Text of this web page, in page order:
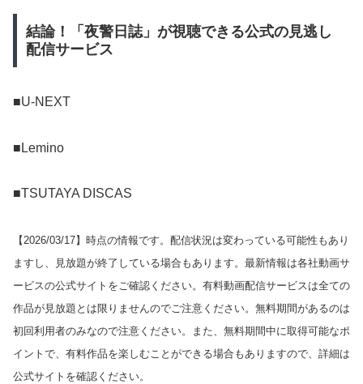
結論！「夜警日誌」が視聴できる公式の見逃し
配信サービス
■U-NEXT
■Lemino
■TSUTAYA DISCAS
【2026/03/17】時点の情報です。配信状況は変わっている可能性もあり
ますし、見放題が終了している場合もあります。最新情報は各社動画サ
ービスの公式サイトをご確認ください。有料動画配信サービスは全ての
作品が見放題とは限りませんのでご注意ください。無料期間があるのは
初回利用者のみなので注意ください。また、無料期間中に取得可能なポ
イントで、有料作品を楽しむことができる場合もありますので、詳細は
公式サイトを確認ください。